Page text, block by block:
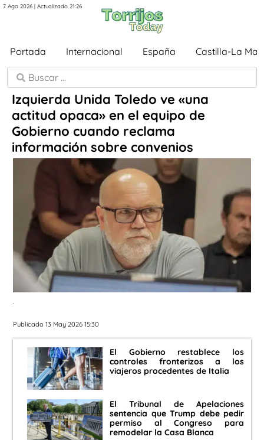
7 Ago 2026 | Actualizado 21:26
Portada Internacional España Castilla-La
Izquierda Unida Toledo ve «una
actitud opaca» en el equipo de
Gobierno cuando reclama
información sobre convenios
.
Publicado 13 May 2026 15:30
El Gobierno restablece los
controles fronterizos a los
viajeros procedentes de Italia
El Tribunal de Apelaciones
sentencia que Trump debe pedir
permiso al Congreso para
remodelar la Casa Blanca